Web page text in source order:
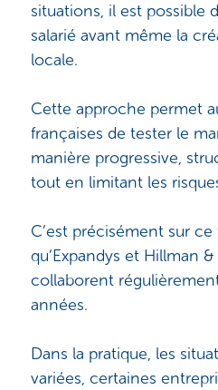
situations, il est possible
salarié avant même la
locale.
Cette approche permet
françaises de tester le
manière progressive,
tout en limitant les
C’est précisément sur
qu’Expandys et Hillman
collaborent
années.
Dans la pratique, les
variées, certaines